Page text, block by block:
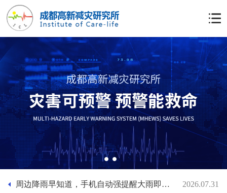
12 周边降雨早知道，手机自动强提醒大雨即将来袭功能上线，“雨神100”降雨大模型助力基层防灾人员的应急准备 2026.07.31